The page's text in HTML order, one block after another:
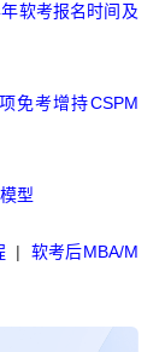
软考报名时间及
免考增持CSPM
型
| 软考后MBA/M